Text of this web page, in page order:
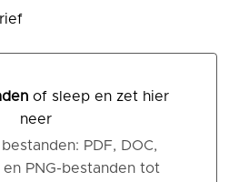
of sleep en zet hier
neer
of sleep en zet hier neer
PDF, DOC,
en PNG-bestanden tot